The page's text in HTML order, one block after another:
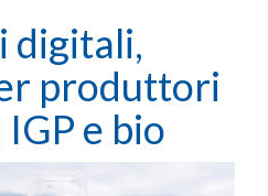
digitali,
produttori
e bio